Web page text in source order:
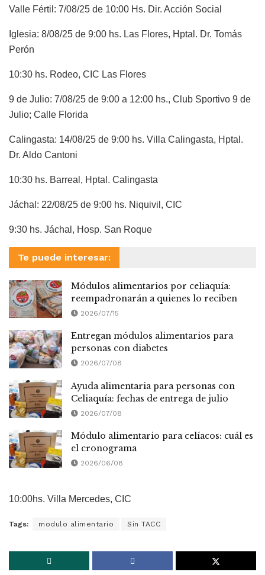
Valle Fértil: 7/08/25 de 10:00 Hs. Dir. Acción Social
Iglesia: 8/08/25 de 9:00 hs. Las Flores, Hptal. Dr. Tomás
Perón
10:30 hs. Rodeo, CIC Las Flores
9 de Julio: 7/08/25 de 9:00 a 12:00 hs., Club Sportivo 9 de
Julio; Calle Florida
Calingasta: 14/08/25 de 9:00 hs. Villa Calingasta, Hptal.
Dr. Aldo Cantoni
10:30 hs. Barreal, Hptal. Calingasta
Jáchal: 22/08/25 de 9:00 hs. Niquivil, CIC
9:30 hs. Jáchal, Hosp. San Roque
Te puede interesar:
Módulos alimentarios por celiaquía:
reempadronarán a quienes lo reciben
2026/07/15
Entregan módulos alimentarios para
personas con diabetes
2026/07/08
Ayuda alimentaria para personas con
Celiaquía: fechas de entrega de julio
2026/07/08
Módulo alimentario para celíacos: cuál es
el cronograma
2026/06/08
10:00hs. Villa Mercedes, CIC
Tags: modulo alimentario Sin TACC